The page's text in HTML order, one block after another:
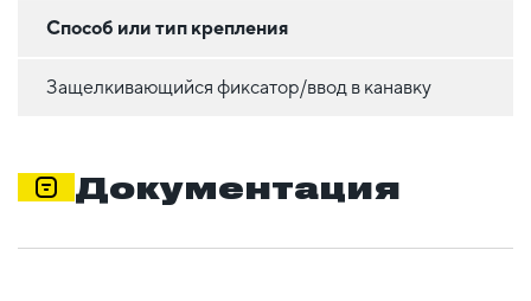
Способ или тип крепления
Защелкивающийся фиксатор/ввод в канавку
Документация